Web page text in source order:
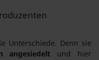
Unterschiede. Denn sie
angesiedelt und hier